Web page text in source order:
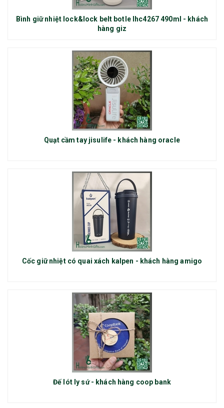
Bình giữ nhiệt lock&lock belt botle lhc4267 490ml - khách
hàng giz
Quạt cầm tay jisulife - khách hàng oracle
Cốc giữ nhiệt có quai xách kalpen - khách hàng amigo
Đế lót ly sứ - khách hàng coop bank